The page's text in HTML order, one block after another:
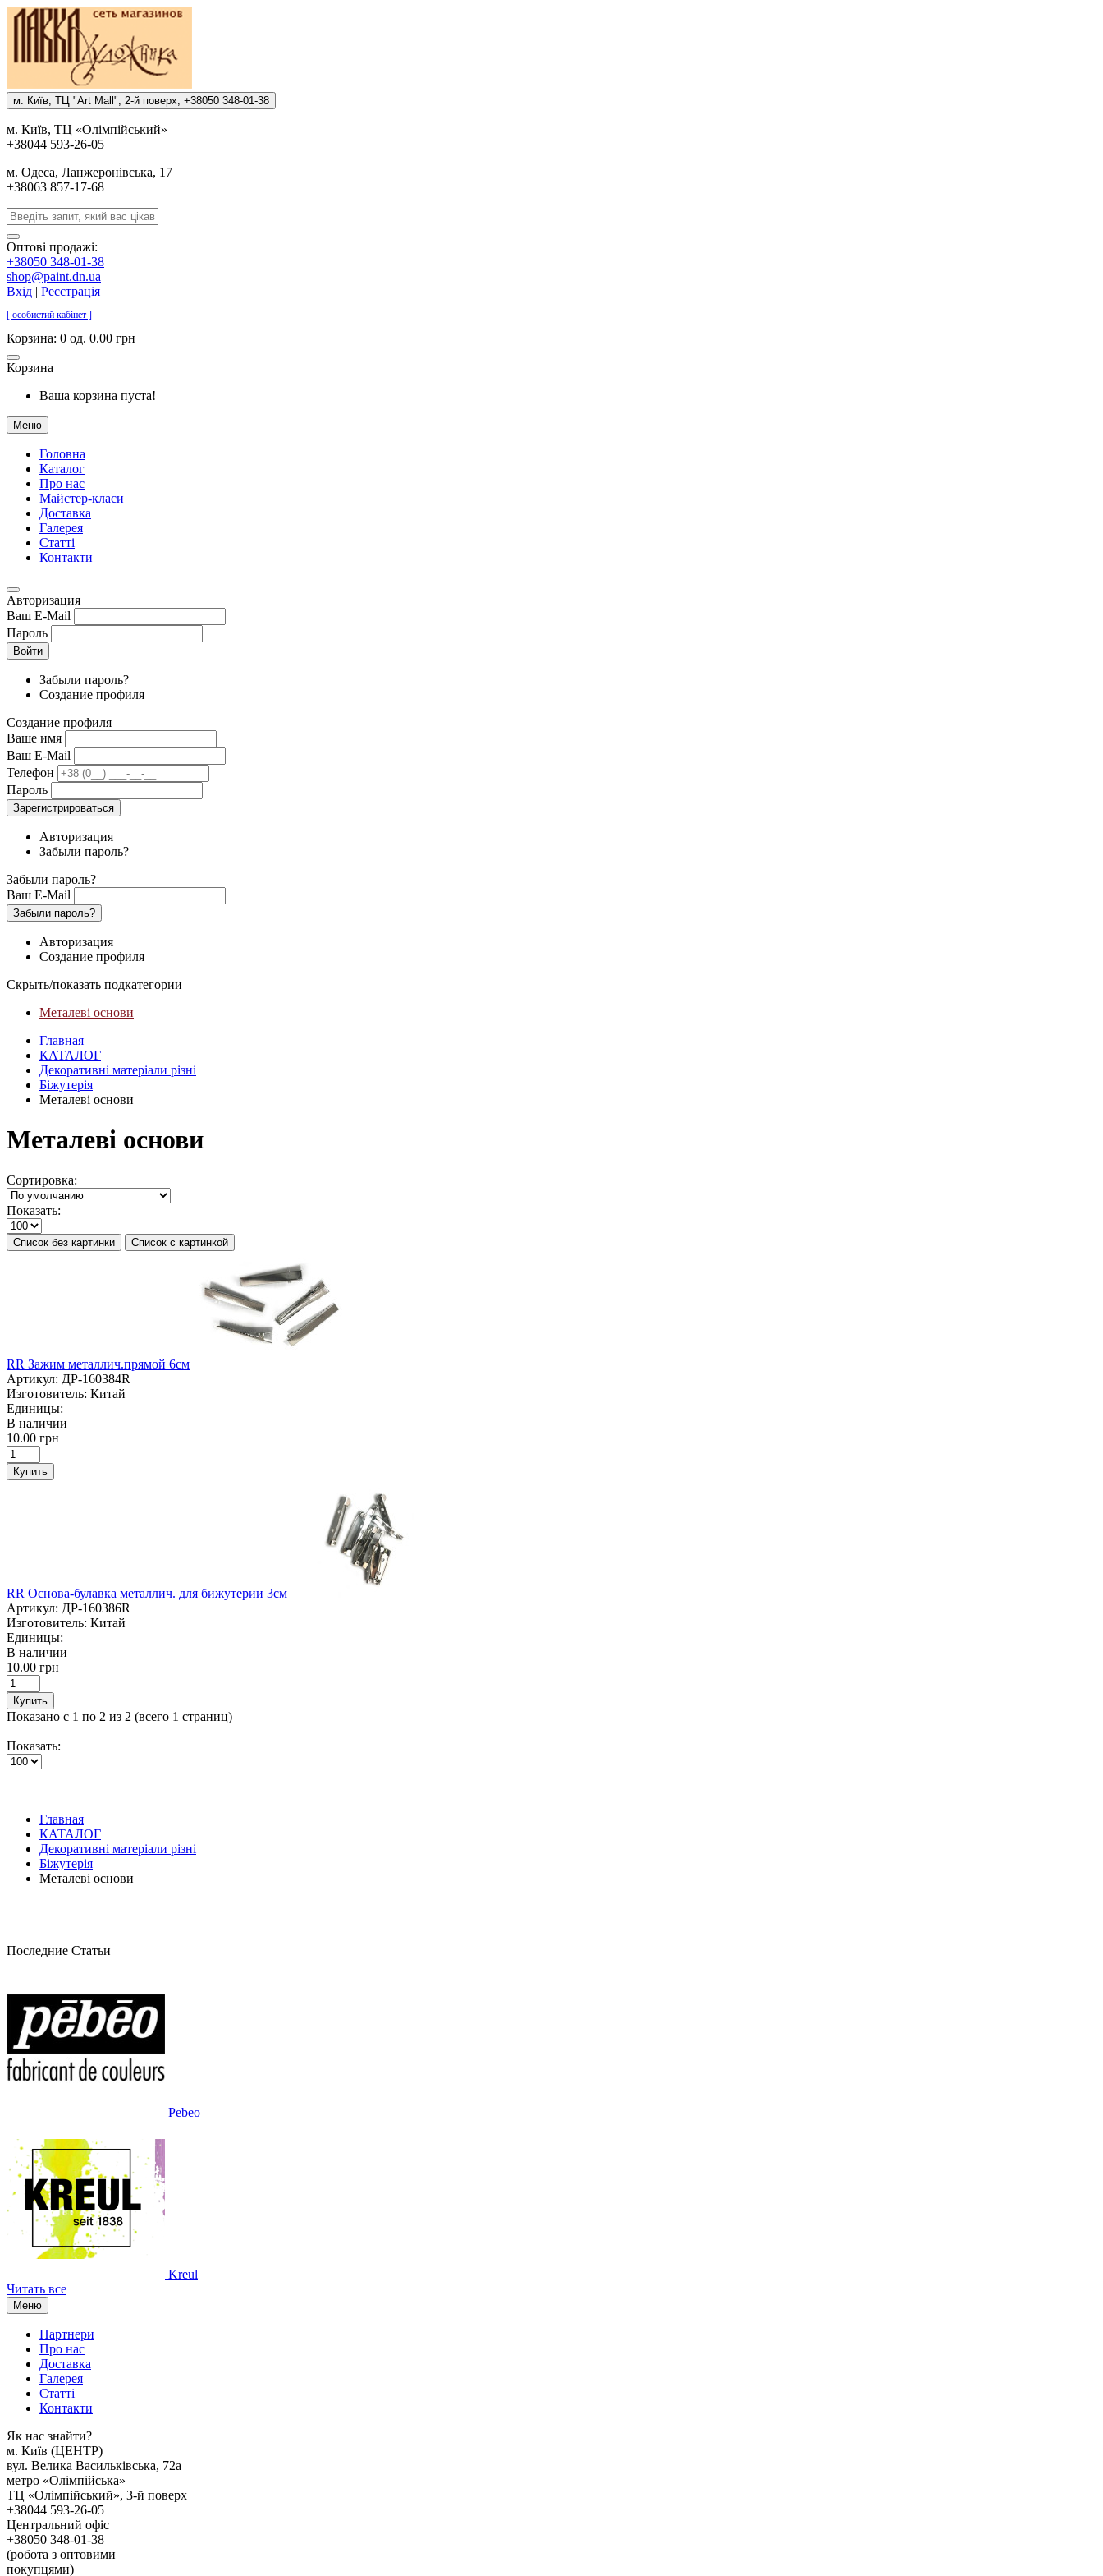
м. Киïв, ТЦ "Art Mall", 2-й поверх, +38050 348-01-38
м. Киïв, ТЦ «Олiмпiйський»
+38044 593-26-05
м. Одеса, Ланжеронiвська, 17
+38063 857-17-68
Оптові продажі:
+38050 348-01-38
shop@paint.dn.ua
Вхід | Реєстрація
[ особистий кабінет ]
Корзина: 0 од. 0.00 грн
Корзина
Ваша корзина пуста!
Меню
Головна
Каталог
Про нас
Майстер-класи
Доставка
Галерея
Статтi
Контакти
Авторизация
Ваш E-Mail
Пароль
Войти
Забыли пароль?
Создание профиля
Создание профиля
Ваше имя
Ваш E-Mail
Телефон
Пароль
Зарегистрироваться
Авторизация
Забыли пароль?
Забыли пароль?
Ваш E-Mail
Забыли пароль?
Авторизация
Создание профиля
Скрыть/показать подкатегории
Металеві основи
Главная
КАТАЛОГ
Декоративні матеріали різні
Біжутерія
Металеві основи
Металеві основи
Сортировка:
Показать:
Список без картинки Список с картинкой
RR Зажим металлич.прямой 6см
Артикул: ДР-160384R
Изготовитель: Китай
Единицы:
В наличии
10.00 грн
Купить
RR Основа-булавка металлич. для бижутерии 3см
Артикул: ДР-160386R
Изготовитель: Китай
Единицы:
В наличии
10.00 грн
Купить
Показано с 1 по 2 из 2 (всего 1 страниц)
Показать:
Главная
КАТАЛОГ
Декоративні матеріали різні
Біжутерія
Металеві основи
Последние Статьи
Pebeo
Kreul
Читать все
Меню
Партнери
Про нас
Доставка
Галерея
Статтi
Контакти
Як наc знайти?
м. Киïв (ЦЕНТР)
вул. Велика Васильківська, 72а
метро «Олімпійська»
ТЦ «Олімпійський», 3-й поверх
+38044 593-26-05
Центральний офіс
+38050 348-01-38
(робота з оптовими
покупцями)